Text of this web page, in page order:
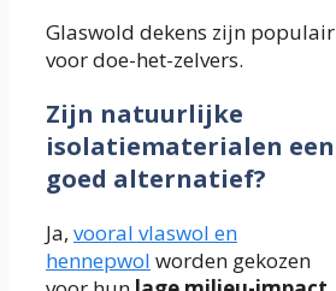
Glaswold dekens zijn populair
voor doe-het-zelvers.
Zijn natuurlijke
isolatiematerialen een
goed alternatief?
Ja, vooral vlaswol en
hennepwol worden gekozen